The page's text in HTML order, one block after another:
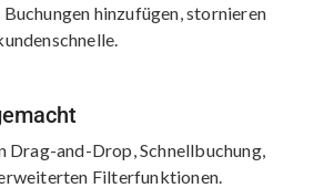
hinzufügen, stornieren
Drag-and-Drop, Schnellbuchung,
Filterfunktionen.